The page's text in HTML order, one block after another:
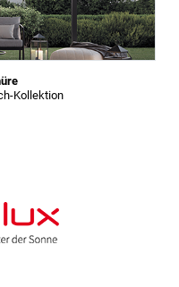
Kollektion